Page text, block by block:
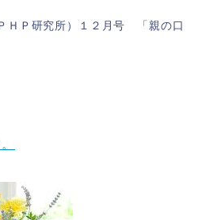
ＨＰ研究所）１２月号 「親の口